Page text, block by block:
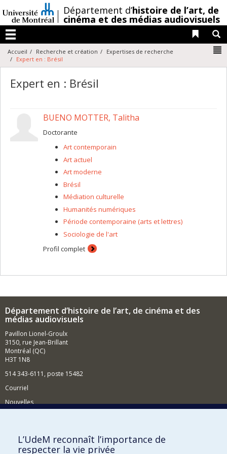
au
contenu
/Département d’histoire de l’art, de
cinéma et des médias audiovisuels
Menu
Liens
Accueil Recherche et création
Expertises de recherche
Expert en : Brésil
Expert en : Brésil
BUENO MOTTER, Talitha
Doctorante
Art contemporain
Art actuel
Art moderne
Brésil
Médiation culturelle
Humanités numériques
Période contemporaine (arts et lettres)
Sociologie de l'art
Profil complet
Département d’histoire de l’art, de cinéma et des
médias audiovisuels
Pavillon Lionel-Groulx
3150, rue Jean-Brillant
Montréal (QC)
H3T 1N8
514 343-6111, poste 15482
Courriel
Nouvelles
Comment soutenir le Département?
L’UdeM reconnaît l’importance de
respecter la vie privée